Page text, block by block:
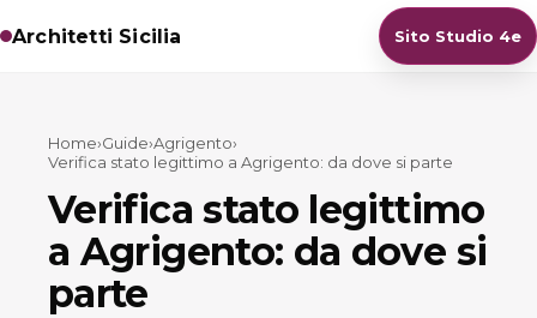
Architetti Sicilia Sito Studio 4e
Home›Guide›Agrigento›
Verifica stato legittimo a Agrigento: da dove si parte
Verifica stato legittimo
a Agrigento: da dove si
parte